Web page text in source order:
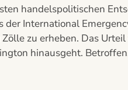
handelspolitischen
International
zu erheben. Das
hinausgeht.